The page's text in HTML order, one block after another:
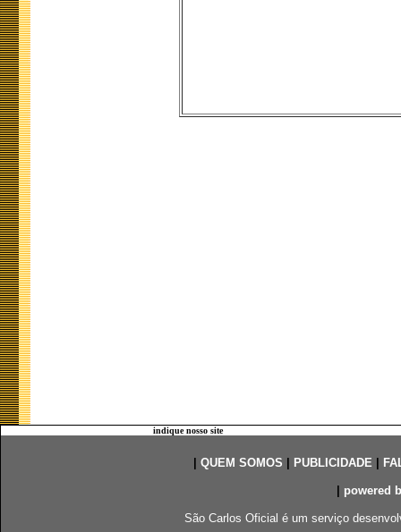
indique nosso site
QUEM SOMOS PUBLICIDADE|
powered
São Carlos Oficial é um serviço